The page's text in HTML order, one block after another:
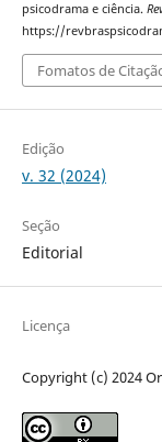
psicodrama e ciência.
https://
Fomatos de
Edição
v. 32 (2024)
Seção
Editorial
Licença
Copyright (c) 2024